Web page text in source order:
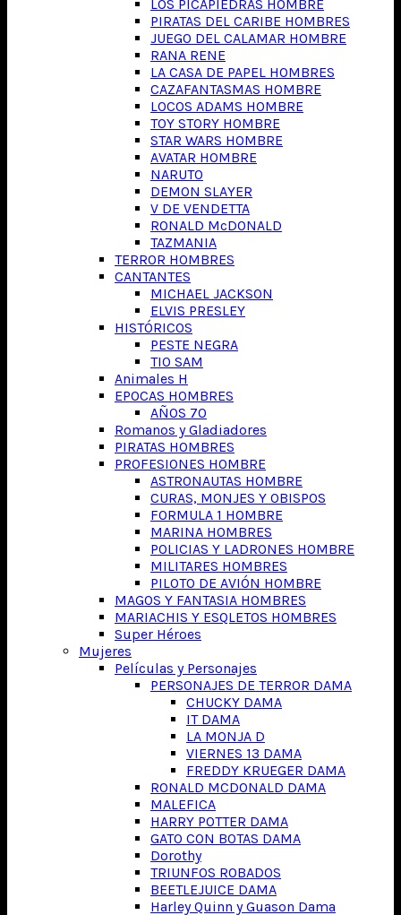
LOS PICAPIEDRAS HOMBRE
PIRATAS DEL CARIBE HOMBRES
JUEGO DEL CALAMAR HOMBRE
RANA RENE
LA CASA DE PAPEL HOMBRES
CAZAFANTASMAS HOMBRE
LOCOS ADAMS HOMBRE
TOY STORY HOMBRE
STAR WARS HOMBRE
AVATAR HOMBRE
NARUTO
DEMON SLAYER
V DE VENDETTA
RONALD McDONALD
TAZMANIA
TERROR HOMBRES
CANTANTES
MICHAEL JACKSON
ELVIS PRESLEY
HISTÓRICOS
PESTE NEGRA
TIO SAM
Animales H
EPOCAS HOMBRES
AÑOS 70
Romanos y Gladiadores
PIRATAS HOMBRES
PROFESIONES HOMBRE
ASTRONAUTAS HOMBRE
CURAS, MONJES Y OBISPOS
FORMULA 1 HOMBRE
MARINA HOMBRES
POLICIAS Y LADRONES HOMBRE
MILITARES HOMBRES
PILOTO DE AVIÓN HOMBRE
MAGOS Y FANTASIA HOMBRES
MARIACHIS Y ESQLETOS HOMBRES
Super Héroes
Mujeres
Películas y Personajes
PERSONAJES DE TERROR DAMA
CHUCKY DAMA
IT DAMA
LA MONJA D
VIERNES 13 DAMA
FREDDY KRUEGER DAMA
RONALD MCDONALD DAMA
MALEFICA
HARRY POTTER DAMA
GATO CON BOTAS DAMA
Dorothy
TRIUNFOS ROBADOS
BEETLEJUICE DAMA
Harley Quinn y Guason Dama